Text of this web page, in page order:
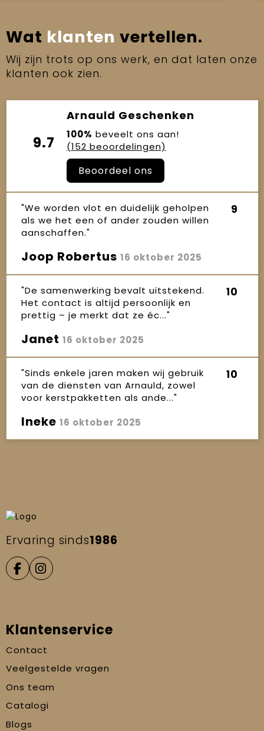
Wat klanten vertellen.
Wij zijn trots op ons werk, en dat laten onze
klanten ook zien.
9.7
Arnauld Geschenken
100% beveelt ons aan!
(152 beoordelingen)
Beoordeel ons
"We worden vlot en duidelijk geholpen
als we het een of ander zouden willen
aanschaffen."
9
Joop Robertus 16 oktober 2025
"De samenwerking bevalt uitstekend.
Het contact is altijd persoonlijk en
prettig – je merkt dat ze éc..."
10
Janet 16 oktober 2025
"Sinds enkele jaren maken wij gebruik
van de diensten van Arnauld, zowel
voor kerstpakketten als ande..."
10
Ineke 16 oktober 2025
Ervaring sinds1986
Klantenservice
Contact
Veelgestelde vragen
Ons team
Catalogi
Blogs